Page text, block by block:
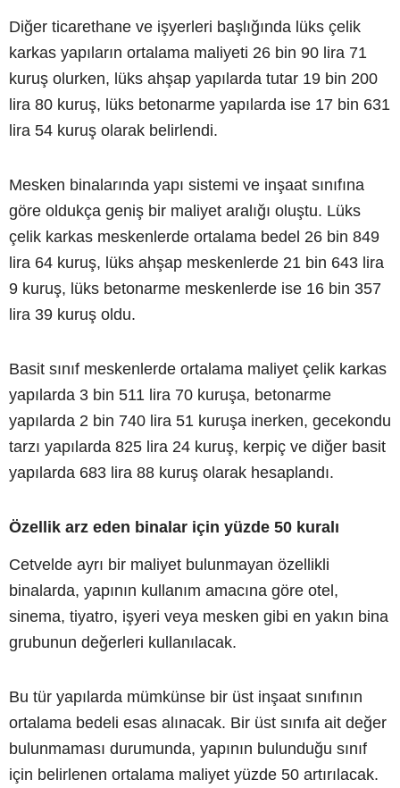
Diğer ticarethane ve işyerleri başlığında lüks çelik
karkas yapıların ortalama maliyeti 26 bin 90 lira 71
kuruş olurken, lüks ahşap yapılarda tutar 19 bin 200
lira 80 kuruş, lüks betonarme yapılarda ise 17 bin 631
lira 54 kuruş olarak belirlendi.
Mesken binalarında yapı sistemi ve inşaat sınıfına
göre oldukça geniş bir maliyet aralığı oluştu. Lüks
çelik karkas meskenlerde ortalama bedel 26 bin 849
lira 64 kuruş, lüks ahşap meskenlerde 21 bin 643 lira
9 kuruş, lüks betonarme meskenlerde ise 16 bin 357
lira 39 kuruş oldu.
Basit sınıf meskenlerde ortalama maliyet çelik karkas
yapılarda 3 bin 511 lira 70 kuruşa, betonarme
yapılarda 2 bin 740 lira 51 kuruşa inerken, gecekondu
tarzı yapılarda 825 lira 24 kuruş, kerpiç ve diğer basit
yapılarda 683 lira 88 kuruş olarak hesaplandı.
Özellik arz eden binalar için yüzde 50 kuralı
Cetvelde ayrı bir maliyet bulunmayan özellikli
binalarda, yapının kullanım amacına göre otel,
sinema, tiyatro, işyeri veya mesken gibi en yakın bina
grubunun değerleri kullanılacak.
Bu tür yapılarda mümkünse bir üst inşaat sınıfının
ortalama bedeli esas alınacak. Bir üst sınıfa ait değer
bulunmaması durumunda, yapının bulunduğu sınıf
için belirlenen ortalama maliyet yüzde 50 artırılacak.